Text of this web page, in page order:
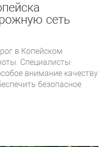
сеть
в Копейском
Специалисты
внимание качеству
безопасное